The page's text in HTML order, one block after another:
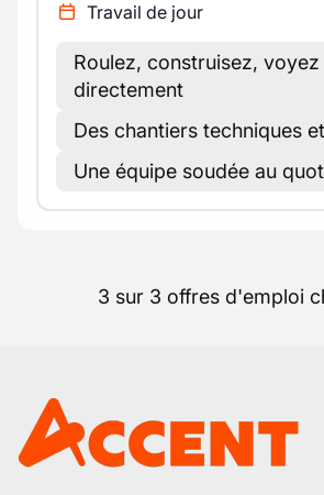
Travail de jour
Roulez, construisez,
directement
Des chantiers techniques
Une équipe soudée au
3 sur 3 offres d'emploi